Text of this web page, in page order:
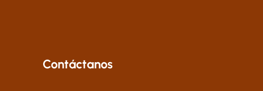
Contáctanos